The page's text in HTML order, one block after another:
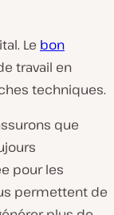
Le bon
travail en
techniques.
que
pour les
permettent de